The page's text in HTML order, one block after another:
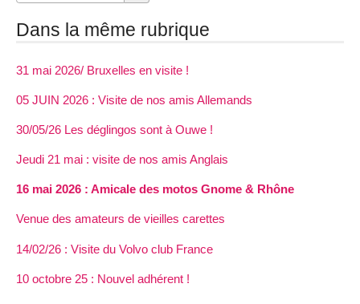
Dans la même rubrique
31 mai 2026/ Bruxelles en visite !
05 JUIN 2026 : Visite de nos amis Allemands
30/05/26 Les déglingos sont à Ouwe !
Jeudi 21 mai : visite de nos amis Anglais
16 mai 2026 : Amicale des motos Gnome & Rhône
Venue des amateurs de vieilles carettes
14/02/26 : Visite du Volvo club France
10 octobre 25 : Nouvel adhérent !